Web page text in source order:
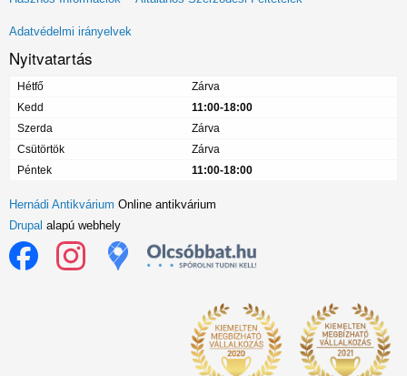
menü
Adatvédelmi irányelvek
Nyitvatartás
Hétfő
Zárva
Kedd
11:00-18:00
Szerda
Zárva
Csütörtök
Zárva
Péntek
11:00-18:00
Hernádi Antikvárium Online antikvárium
Drupal alapú webhely